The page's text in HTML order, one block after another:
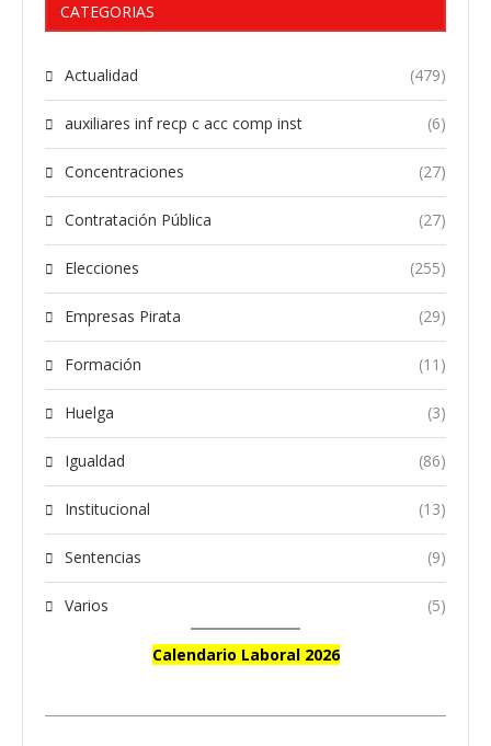
CATEGORIAS
Actualidad (479)
auxiliares inf recp c acc comp inst (6)
Concentraciones (27)
Contratación Pública (27)
Elecciones (255)
Empresas Pirata (29)
Formación (11)
Huelga (3)
Igualdad (86)
Institucional (13)
Sentencias (9)
Varios (5)
Calendario Laboral 2026